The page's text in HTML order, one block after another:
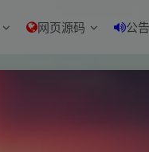
网页源码 公